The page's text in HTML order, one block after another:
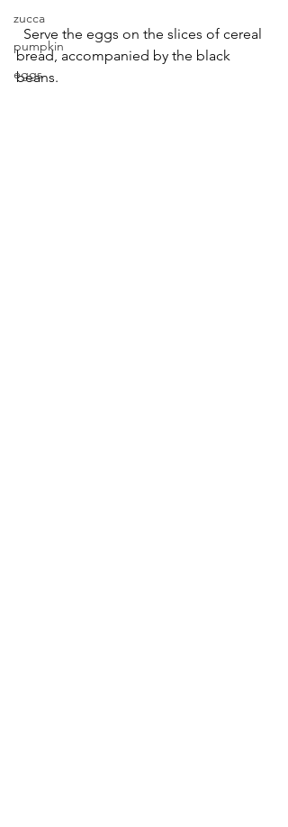
zucca
pumpkin
eggs
bread, accompanied by the black
beans.